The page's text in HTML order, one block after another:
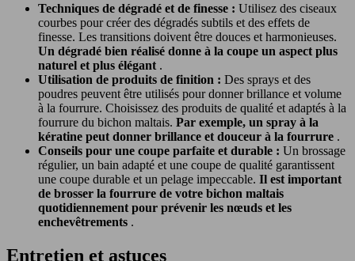
Techniques de dégradé et de finesse : Utilisez des ciseaux
courbes pour créer des dégradés subtils et des effets de
finesse. Les transitions doivent être douces et harmonieuses.
Un dégradé bien réalisé donne à la coupe un aspect plus
naturel et plus élégant .
Utilisation de produits de finition : Des sprays et des
poudres peuvent être utilisés pour donner brillance et volume
à la fourrure. Choisissez des produits de qualité et adaptés à la
fourrure du bichon maltais. Par exemple, un spray à la
kératine peut donner brillance et douceur à la fourrure .
Conseils pour une coupe parfaite et durable : Un brossage
régulier, un bain adapté et une coupe de qualité garantissent
une coupe durable et un pelage impeccable. Il est important
de brosser la fourrure de votre bichon maltais
quotidiennement pour prévenir les nœuds et les
enchevêtrements .
Entretien et astuces